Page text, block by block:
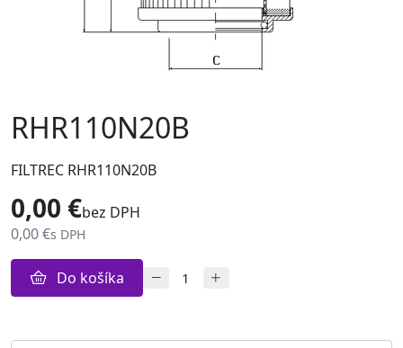
RHR110N20B
FILTREC RHR110N20B
0,00 €bez DPH
0,00 €s DPH
Do košíka